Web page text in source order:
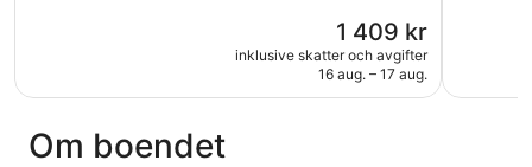
Priset
är
1 409 kr
1 409 kr
inklusive skatter och avgifter
16 aug. – 17 aug.
Om boendet